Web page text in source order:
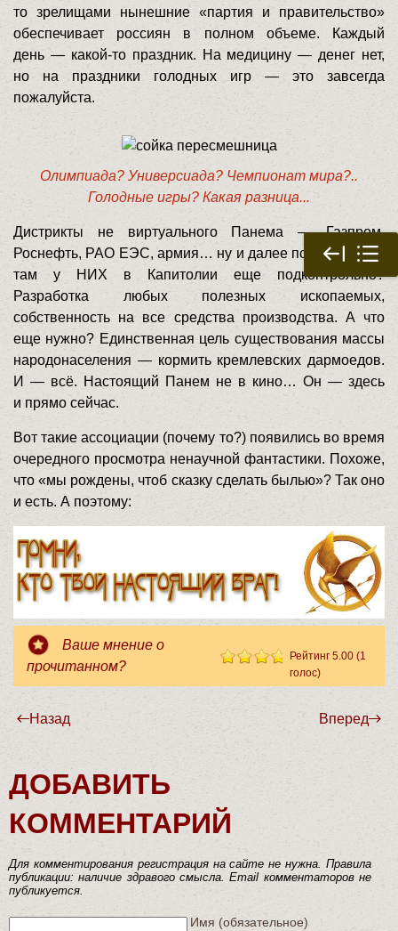
то зрелищами нынешние «партия и правительство»
обеспечивает россиян в полном объеме. Каждый
день — какой-то праздник. На медицину — денег нет,
но на праздники голодных игр — это завсегда
пожалуйста.
Олимпиада? Универсиада? Чемпионат мира?..
Голодные игры? Какая разница...
Дистрикты не виртуального Панема — Газпром,
Роснефть, РАО ЕЭС, армия… ну и далее по списку. Что
там у НИХ в Капитолии еще подконтрольно?
Разработка любых полезных ископаемых,
собственность на все средства производства. А что
еще нужно? Единственная цель существования массы
народонаселения — кормить кремлевских дармоедов.
И — всё. Настоящий Панем не в кино… Он — здесь
и прямо сейчас.
Вот такие ассоциации (почему то?) появились во время
очередного просмотра ненаучной фантастики. Похоже,
что «мы рождены, чтоб сказку сделать былью»? Так оно
и есть. А поэтому:
Ваше мнение о
прочитанном?
Рейтинг 5.00 (1
голос)
Назад
Вперед
ДОБАВИТЬ
КОММЕНТАРИЙ
Для комментирования регистрация на сайте не нужна. Правила
публикации: наличие здравого смысла. Email комментаторов не
публикуется.
Имя (обязательное)
Текст комментария